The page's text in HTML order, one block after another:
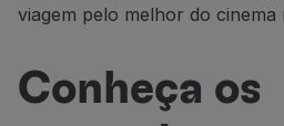
viagem pelo melhor do cinema
Conheça os